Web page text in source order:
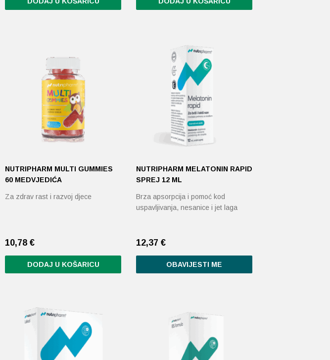
NUTRIPHARM MULTI GUMMIES
60 MEDVJEDIĆA
Za zdrav rast i razvoj djece
10,78 €
DODAJ U KOŠARICU
NUTRIPHARM MELATONIN RAPID
SPREJ 12 ML
Brza apsorpcija i pomoć kod
uspavljivanja, nesanice i jet laga
12,37 €
OBAVIJESTI ME